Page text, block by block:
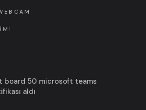
board 50 microsoft teams
aldı